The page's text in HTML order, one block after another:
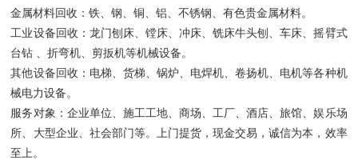
金属材料回收：铁、钢、铜、铝、不锈钢、有色贵金属材料。
工业设备回收：龙门刨床、镗床、冲床、铣床牛头刨、车床、摇臂式
台钻 、折弯机、剪扳机等机械设备。
其他设备回收：电梯、货梯、锅炉、电焊机、卷扬机、电机等各种机
械电力设备。
服务对象：企业单位、施工工地、商场、工厂、酒店、旅馆、娱乐场
所、大型企业、社会部门等。上门提货，现金交易，诚信为本，效率
至上。